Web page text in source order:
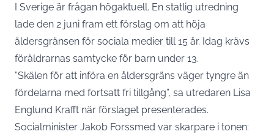
I Sverige är frågan högaktuell. En statlig utredning
lade den 2 juni fram ett förslag om att höja
åldersgränsen för sociala medier till 15 år. Idag krävs
föräldrarnas samtycke för barn under 13.
”Skälen för att införa en åldersgräns väger tyngre än
fördelarna med fortsatt fri tillgång”, sa utredaren Lisa
Englund Krafft när förslaget presenterades.
Socialminister Jakob Forssmed var skarpare i tonen: